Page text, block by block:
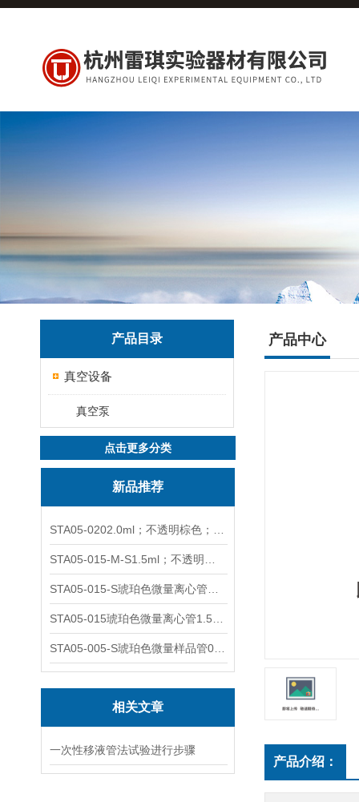
产品目录
真空设备
真空泵
点击更多分类
新品推荐
相关文章
一次性移液管法试验进行步骤
产品中心
产品介绍：